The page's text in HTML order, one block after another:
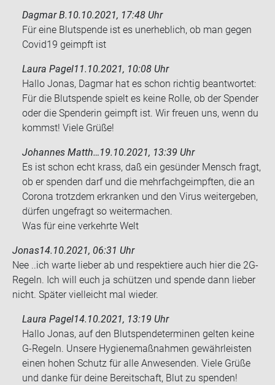
Dagmar B. 10.10.2021, 17:48 Uhr
Für eine Blut­spen­de ist es un­er­heb­lich, ob man gegen
Covid19 ge­impft ist
Laura Pagel11.10.2021, 10:08 Uhr
Hallo Jonas, Dagmar hat es schon richtig beantwortet:
Für die Blutspende spielt es keine Rolle, ob der Spender
oder die Spenderin geimpft ist. Wir freuen uns, wenn du
kommst! Viele Grüße!
Johannes Matth…19.10.2021, 13:39 Uhr
Es ist schon echt krass, daß ein ge­sün­der Mensch fragt,
ob er spen­den darf und die mehr­fach­ge­impf­ten, die an
Co­ro­na trotz­dem er­kran­ken und den Virus wei­ter­ge­ben,
dür­fen un­ge­fragt so wei­ter­ma­chen.
Was für eine ver­kehr­te Welt
Jonas14.10.2021, 06:31 Uhr
Nee ..ich warte lie­ber ab und re­spek­tie­re auch hier die 2G-​
Regeln. Ich will euch ja schüt­zen und spen­de dann lie­ber
nicht. Spä­ter viel­leicht mal wie­der.
Laura Pagel14.10.2021, 13:19 Uhr
Hallo Jonas, auf den Blutspendeterminen gelten keine
G-Regeln. Unsere Hygienemaßnahmen gewährleisten
einen hohen Schutz für alle Anwesenden. Viele Grüße
und danke für deine Bereitschaft, Blut zu spenden!